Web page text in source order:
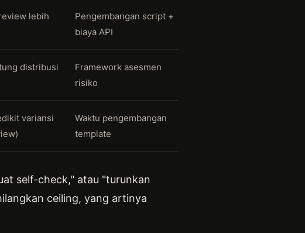
lebih
Pengembangan script +
biaya API
distribusi
Framework asesmen
risiko
variansi
Waktu pengembangan
template
self-check," atau "turunkan
ceiling, yang artinya